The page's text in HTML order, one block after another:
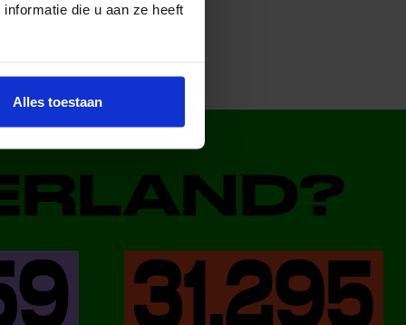
die u aan ze heeft
Alles toestaan